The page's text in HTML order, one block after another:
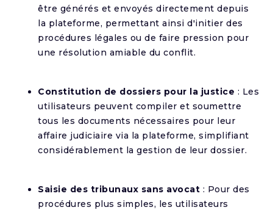
être générés et envoyés directement depuis
la plateforme, permettant ainsi d'initier des
procédures légales ou de faire pression pour
une résolution amiable du conflit.
Constitution de dossiers pour la justice : Les
utilisateurs peuvent compiler et soumettre
tous les documents nécessaires pour leur
affaire judiciaire via la plateforme, simplifiant
considérablement la gestion de leur dossier.
Saisie des tribunaux sans avocat : Pour des
procédures plus simples, les utilisateurs